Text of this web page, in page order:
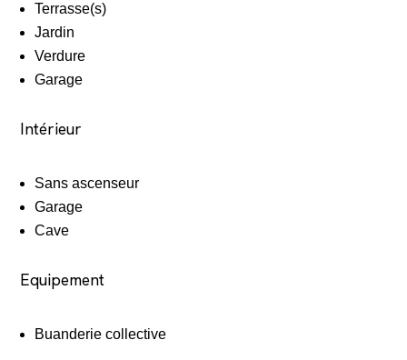
Terrasse(s)
Jardin
Verdure
Garage
Intérieur
Sans ascenseur
Garage
Cave
Equipement
Buanderie collective